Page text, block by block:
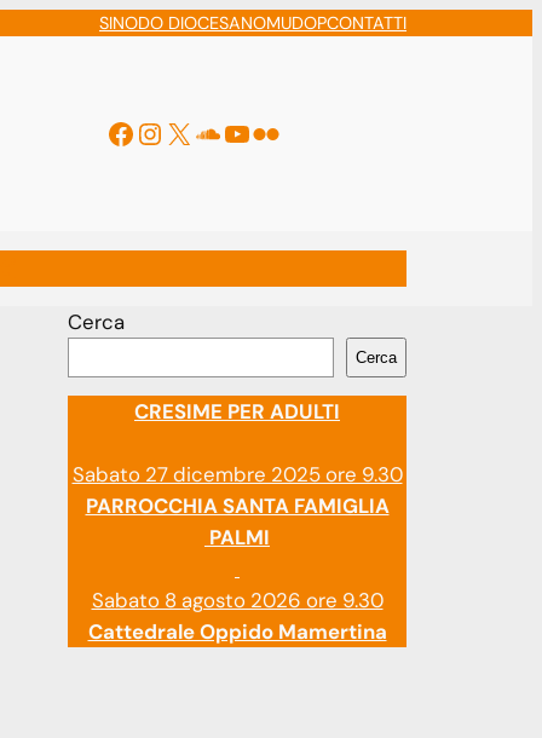
SINODO DIOCESANOMUDOPCONTATTI
Facebook
Instagram
X Soundcloud
YouTube
Flickr
Cerca
Cerca
CRESIME PER ADULTI
Sabato 27 dicembre 2025 ore 9.30
PARROCCHIA SANTA FAMIGLIA
PALMI
Sabato 8 agosto 2026 ore 9.30
Cattedrale Oppido Mamertina